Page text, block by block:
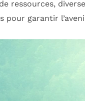
ressources,
pour garantir